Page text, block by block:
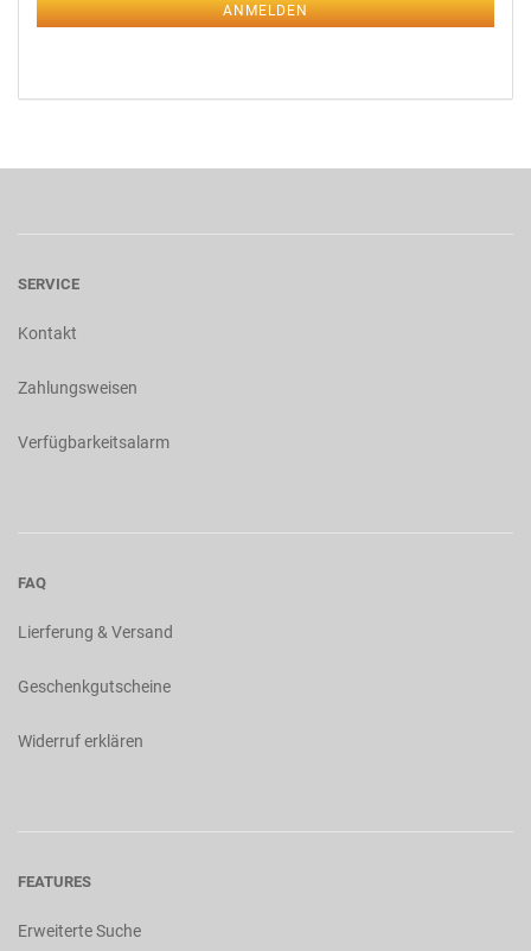
ANMELDEN
SERVICE
Kontakt
Zahlungsweisen
Verfügbarkeitsalarm
FAQ
Lierferung & Versand
Geschenkgutscheine
Widerruf erklären
FEATURES
Erweiterte Suche